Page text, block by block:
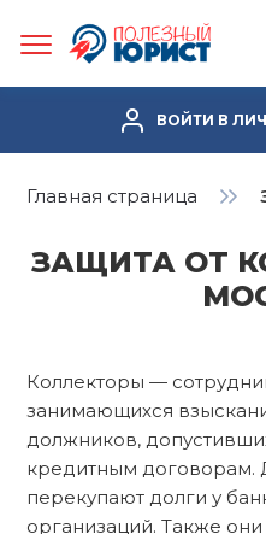
ВОЙТИ В
Главная страница
ЗАЩИТА ОТ
Коллекторы —
занимающихся
должников,
кредитным договорам.
перекупают долги у
организаций. Также они